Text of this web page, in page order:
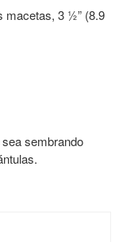
macetas, 3 ½” (8.9
sembrando